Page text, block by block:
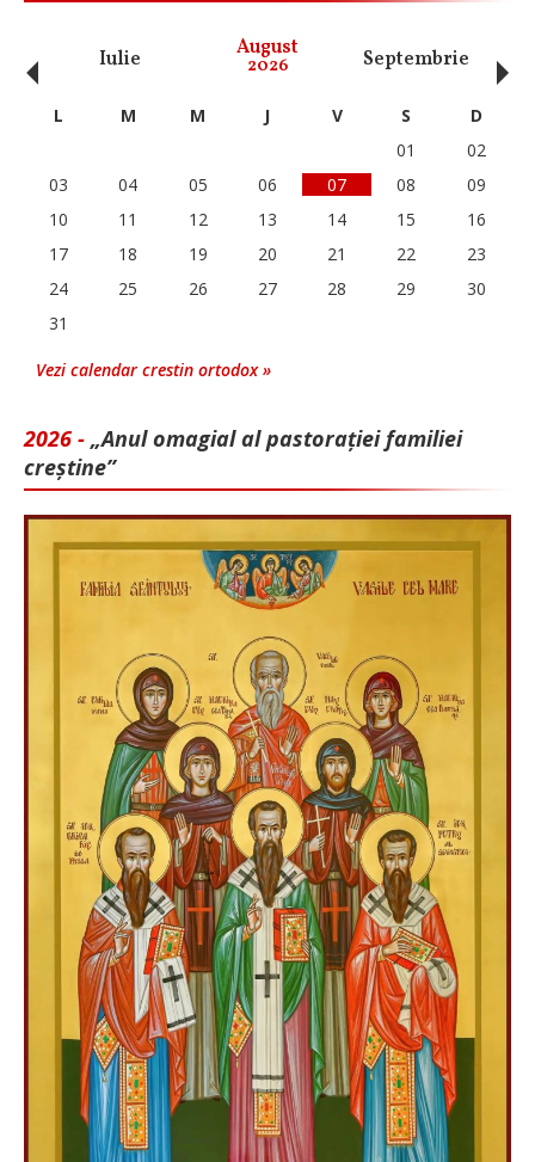
Iulie August
2026 Septembrie
‹ L M M J V S
D
01
02
03
04 05 06 07 08
09
10
11 12 13 14 15
16
17
18 19 20 21 22
23
24
25 26 27 28 29
30
31
Vezi calendar crestin ortodox »
2026 - „Anul omagial al pastorației familiei
creștine”